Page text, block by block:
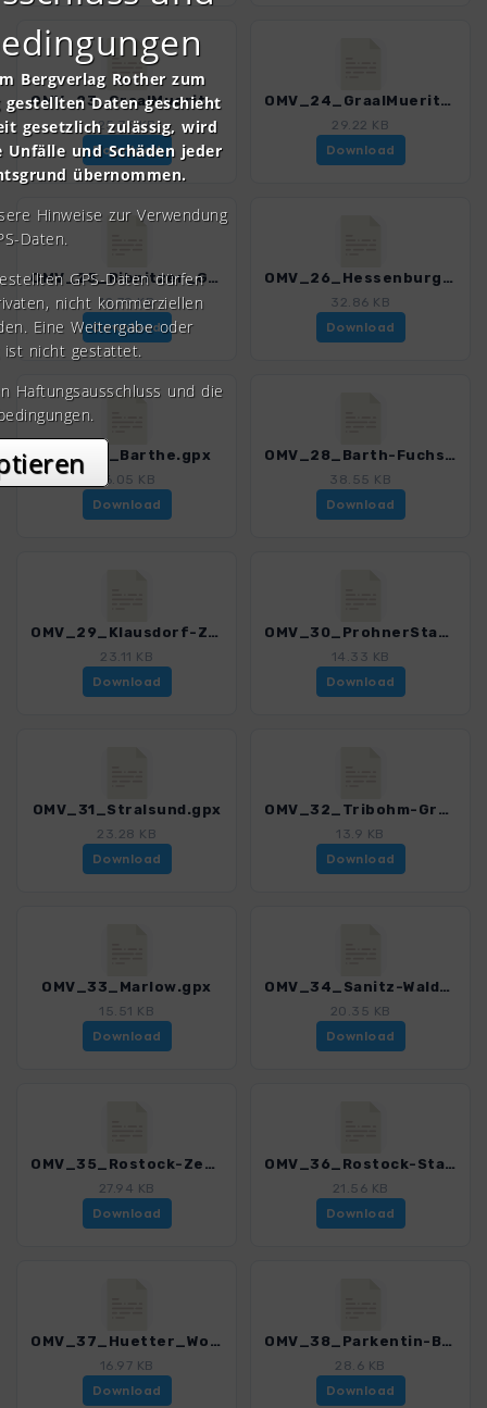
OMV_23_GraalMueritz-HoheDuene_E19.gpx
25.75 KB
Download
OMV_24_GraalMueritz.gpx
29.22 KB
Download
OMV_25_Ribnitzer_GrossesMoor.gpx
12.79 KB
Download
OMV_26_Hessenburg-RibnitzDamgarten.gpx
32.86 KB
Download
OMV_27_Barthe.gpx
16.05 KB
Download
OMV_28_Barth-Fuchsbergen.gpx
38.55 KB
Download
OMV_29_Klausdorf-Zarrenzin.gpx
23.11 KB
Download
OMV_30_ProhnerStausee.gpx
14.33 KB
Download
OMV_31_Stralsund.gpx
23.28 KB
Download
OMV_32_Tribohm-Gruel.gpx
13.9 KB
Download
OMV_33_Marlow.gpx
15.51 KB
Download
OMV_34_Sanitz-Waldrunde.gpx
20.35 KB
Download
OMV_35_Rostock-Zentrum.gpx
27.94 KB
Download
OMV_36_Rostock-Stadthafen.gpx
21.56 KB
Download
OMV_37_Huetter_Wohld.gpx
16.97 KB
Download
OMV_38_Parkentin-BadDoberan_Via_Baltica.gpx
28.6 KB
Download
Bergverlag Rother zum
Daten geschieht
gesetzlich zulässig, wird
und Schäden jeder
übernommen.
Hinweise zur Verwendung
Daten.
GPS-Daten dürfen
nicht kommerziellen
Eine Weitergabe oder
ist nicht gestattet.
Haftungsausschluss und die